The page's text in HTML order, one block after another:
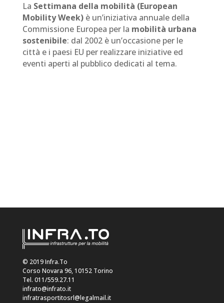
La Settimana della mobilità (European
Mobility Week)è un’iniziativa annuale della
Commissione Europea per la mobilità urbana
sostenibile: dal 2002 è un’occasione per le
città e i paesi EU per realizzare iniziative ed
eventi aperti al pubblico dedicati al tema.
© 2019 Infra.To
Corso Novara 96, 10152 Torino
Tel. 011/559.27.11
infrato@infrato.it
infratrasportitosrl@legalmail.it